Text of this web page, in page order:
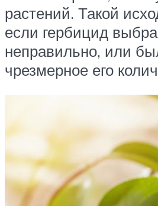
растений. Такой
если гербицид
неправильно, или
чрезмерное его